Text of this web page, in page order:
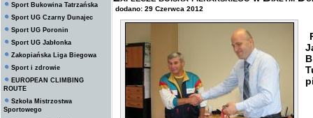
Sport Bukowina Tatrzańska
Sport UG Czarny Dunajec
Sport UG Poronin
Sport UG Jabłonka
Zakopiańska Liga Biegowa
Sport i zdrowie
EUROPEAN CLIMBING
ROUTE
Szkoła Mistrzostwa
Sportowego
dodano: 29 Czerwca 2012